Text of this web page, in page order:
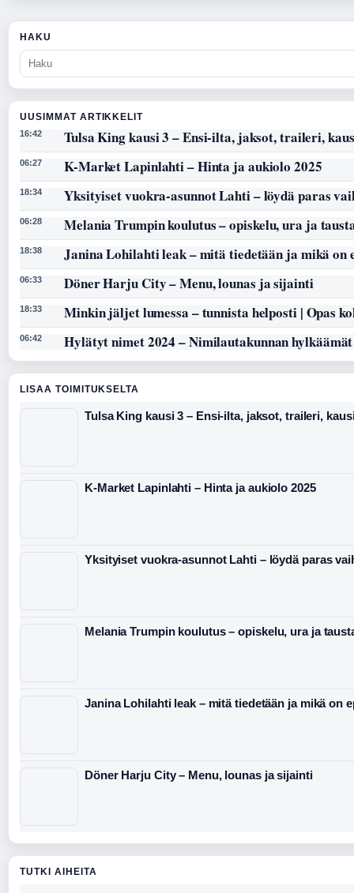
HAKU
UUSIMMAT ARTIKKELIT
16:42 Tulsa King kausi 3 – Ensi-ilta, jaksot, traileri,
06:27 K-Market Lapinlahti – Hinta ja aukiolo 2025
18:34 Yksityiset vuokra-asunnot Lahti – löydä paras
06:28 Melania Trumpin koulutus – opiskelu, ura ja
18:38 Janina Lohilahti leak – mitä tiedetään ja mikä on
06:33 Döner Harju City – Menu, lounas ja sijainti
18:33 Minkin jäljet lumessa – tunnista helposti | Opas
06:42 Hylätyt nimet 2024 – Nimilautakunnan
LISAA TOIMITUKSELTA
Tulsa King kausi 3 – Ensi-ilta, jaksot, traileri,
K-Market Lapinlahti – Hinta ja aukiolo 2025
Yksityiset vuokra-asunnot Lahti – löydä paras
Melania Trumpin koulutus – opiskelu, ura ja
Janina Lohilahti leak – mitä tiedetään ja mikä on
Döner Harju City – Menu, lounas ja sijainti
TUTKI AIHEITA